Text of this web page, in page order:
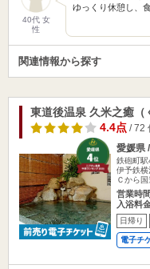
40代 女
性
ゆっくり休憩し、
関連情報から探す
東道後温泉 久米之癒（
4.4点/ 72
愛媛県
鉄砲町
伊予鉄横
Ｃから
営業時
入浴料
日帰り
電子チ